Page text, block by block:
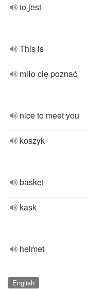
to jest
This is
miło cię poznać
nice to meet you
koszyk
basket
kask
helmet
English